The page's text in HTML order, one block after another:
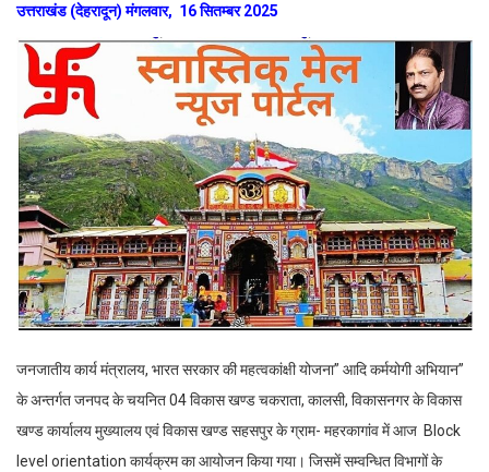
उत्तराखंड (देहरादून) मंगलवार, 16 सितम्बर 2025
जनजातीय कार्य मंत्रालय, भारत सरकार की महत्वकांक्षी योजना” आदि कर्मयोगी अभियान”
के अन्तर्गत जनपद के चयनित 04 विकास खण्ड चकराता, कालसी, विकासनगर के विकास
खण्ड कार्यालय मुख्यालय एवं विकास खण्ड सहसपुर के ग्राम- महरकागांव में आज Block
level orientation कार्यक्रम का आयोजन किया गया। जिसमें सम्वन्धित विभागों के